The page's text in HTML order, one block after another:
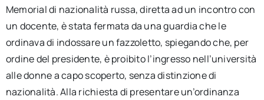
Memorial di nazionalità russa, diretta ad un incontro con
un docente, è stata fermata da una guardia che le
ordinava di indossare un fazzoletto, spiegando che, per
ordine del presidente, è proibito l’ingresso nell’università
alle donne a capo scoperto, senza distinzione di
nazionalità. Alla richiesta di presentare un’ordinanza